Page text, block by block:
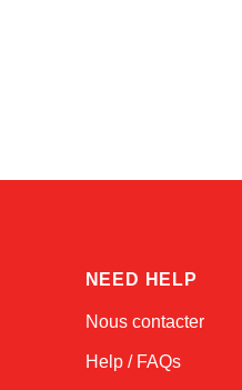
NEED HELP
Nous contacter
Help / FAQs